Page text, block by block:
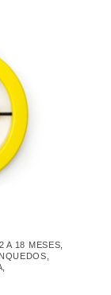
A 18 MESES